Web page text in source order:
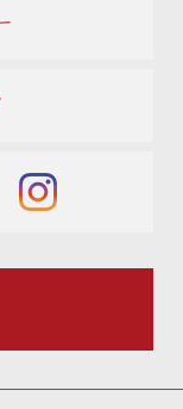
フォトギャラリー
スタッフブログ
instagram